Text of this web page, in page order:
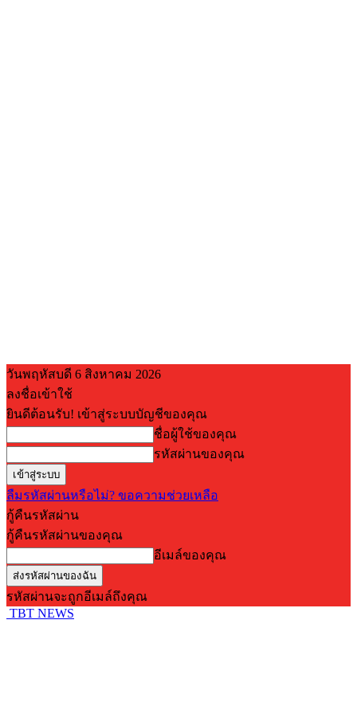
วันพฤหัสบดี 6 สิงหาคม 2026
ลงชื่อเข้าใช้
ยินดีต้อนรับ! เข้าสู่ระบบบัญชีของคุณ
ชื่อผู้ใช้ของคุณ
รหัสผ่านของคุณ
ลืมรหัสผ่านหรือไม่? ขอความช่วยเหลือ
กู้คืนรหัสผ่าน
กู้คืนรหัสผ่านของคุณ
อีเมล์ของคุณ
รหัสผ่านจะถูกอีเมล์ถึงคุณ
TBT NEWS